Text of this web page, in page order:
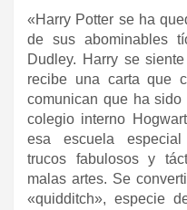
«Harry Potter se ha
de sus abominables
Dudley. Harry se
recibe una carta que
comunican que ha sido
colegio interno
esa escuela especial
trucos fabulosos y
malas artes. Se
«quidditch», especie